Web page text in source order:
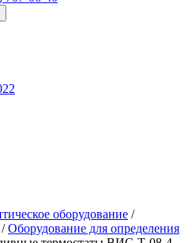
оборудование /
/ Оборудование для определения